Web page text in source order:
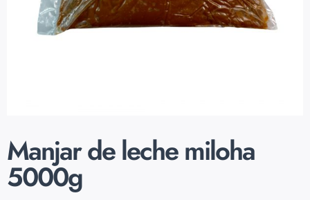
Manjar de leche miloha
5000g